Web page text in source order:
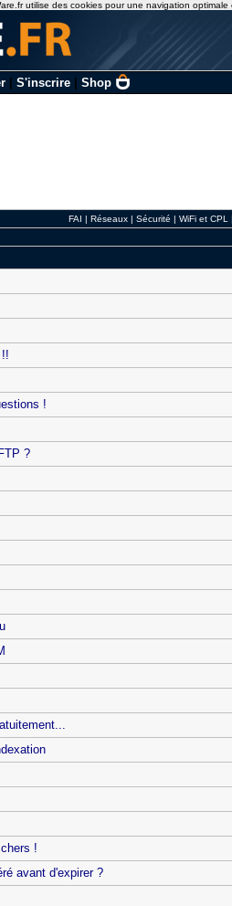
| S'inscrire| Shop
FAI |Réseaux |Sécurité|WiFi et CPL
!
?
!
avant d'expirer ?
utilise des cookies pour une navigation